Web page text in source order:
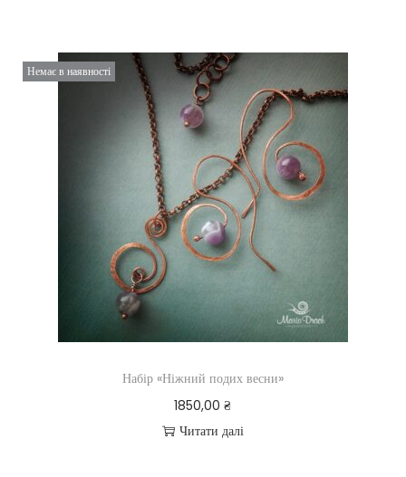
Немає в наявності
Набір «Ніжний подих весни»
1850,00₴
Читати далі